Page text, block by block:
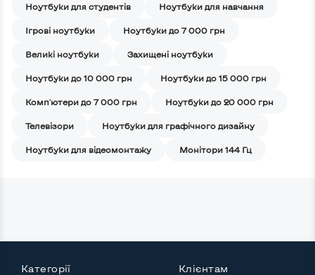
Ноутбуки для студентів Ноутбуки для навчання
Iгрові ноутбуки Ноутбуки до 7 000 грн
Великі ноутбуки Захищені ноутбуки
Ноутбуки до 10 000 грн Ноутбуки до 15 000 грн
Комп'ютери до 7 000 грн Ноутбуки до 20 000 грн
Телевізори Ноутбуки для графічного дизайну
Ноутбуки для відеомонтажу Монітори 144 Гц
Категорії Клієнтам